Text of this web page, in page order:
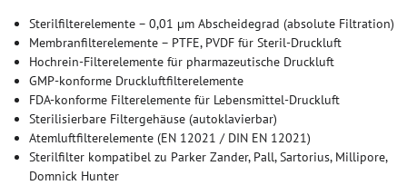
Sterilfilterelemente – 0,01 µm Abscheidegrad (absolute Filtration)
Membranfilterelemente – PTFE, PVDF für Steril-Druckluft
Hochrein-Filterelemente für pharmazeutische Druckluft
GMP-konforme Druckluftfilterelemente
FDA-konforme Filterelemente für Lebensmittel-Druckluft
Sterilisierbare Filtergehäuse (autoklavierbar)
Atemluftfilterelemente (EN 12021 / DIN EN 12021)
Sterilfilter kompatibel zu Parker Zander, Pall, Sartorius, Millipore,
Domnick Hunter